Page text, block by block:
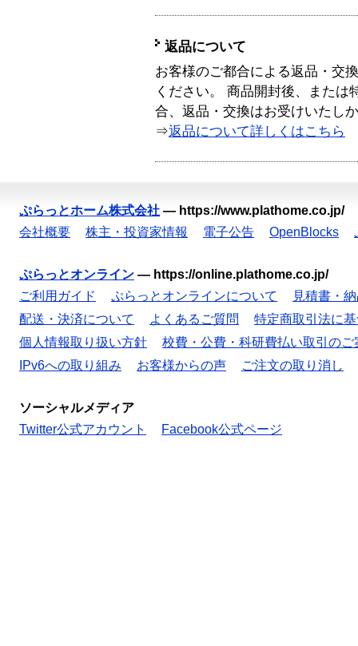
返品について
お客様のご都合による返品・交
ください。 商品開封後、または
合、返品・交換はお受けいたし
⇒返品について詳しくはこちら
ぷらっとホーム株式会社 — https://www.plathome.co.jp/
会社概要
株主・投資家情報 電子公告 OpenBlocks
ぷらっとオンライン — https://online.plathome.co.jp/
ご利用ガイド
ぷらっとオンラインについて
見積書・
配送・決済について
よくあるご質問
特定商取引法に
個人情報取り扱い方針
校費・公費・科研費払い取引のご
IPv6への取り組み
お客様からの声 ご注文の取り消し
ソーシャルメディア
Twitter公式アカウント
Facebook公式ページ